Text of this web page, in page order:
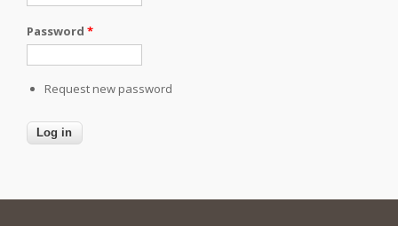
Password *
Request new password